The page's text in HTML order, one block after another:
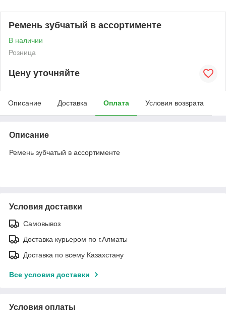
Ремень зубчатый в ассортименте
В наличии
Розница
Цену уточняйте
Описание Доставка Оплата Условия возврата
Описание
Ремень зубчатый в ассортименте
Условия доставки
Самовывоз
Доставка курьером по г.Алматы
Доставка по всему Казахстану
Все условия доставки
Условия оплаты